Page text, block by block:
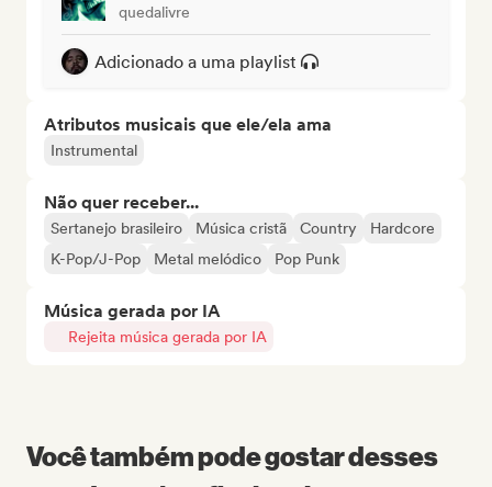
quedalivre
Adicionado a uma playlist
Atributos musicais que ele/ela ama
Instrumental
Não quer receber...
Sertanejo brasileiro Música cristã Country
Hardcore
K-Pop/J-Pop
Metal melódico Pop Punk
Música gerada por IA
Rejeita música gerada por IA
Você também pode gostar desses